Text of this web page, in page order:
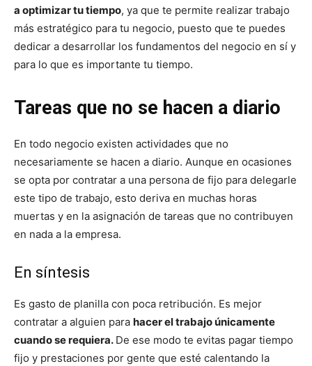
a optimizar tu tiempo, ya que te permite realizar trabajo
más estratégico para tu negocio, puesto que te puedes
dedicar a desarrollar los fundamentos del negocio en sí y
para lo que es importante tu tiempo.
Tareas que no se hacen a diario
En todo negocio existen actividades que no
necesariamente se hacen a diario. Aunque en ocasiones
se opta por contratar a una persona de fijo para delegarle
este tipo de trabajo, esto deriva en muchas horas
muertas y en la asignación de tareas que no contribuyen
en nada a la empresa.
En síntesis
Es gasto de planilla con poca retribución. Es mejor
contratar a alguien para hacer el trabajo únicamente
cuando se requiera. De ese modo te evitas pagar tiempo
fijo y prestaciones por gente que esté calentando la